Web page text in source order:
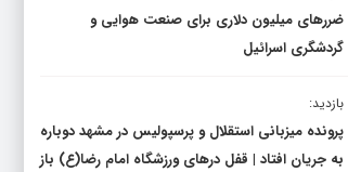
ضررهای میلیون دلاری برای صنعت هوایی و
گردشگری اسرائیل
بازدید:
پرونده میزبانی استقلال و پرسپولیس در مشهد دوباره
به جریان افتاد | قفل در‌های ورزشگاه امام رضا(ع) باز